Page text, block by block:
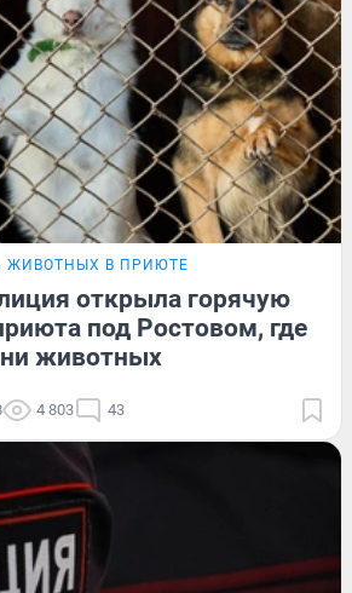
ЖИВОТНЫХ В ПРИЮТЕ
открыла горячую
под Ростовом, где
животных
4 803 43